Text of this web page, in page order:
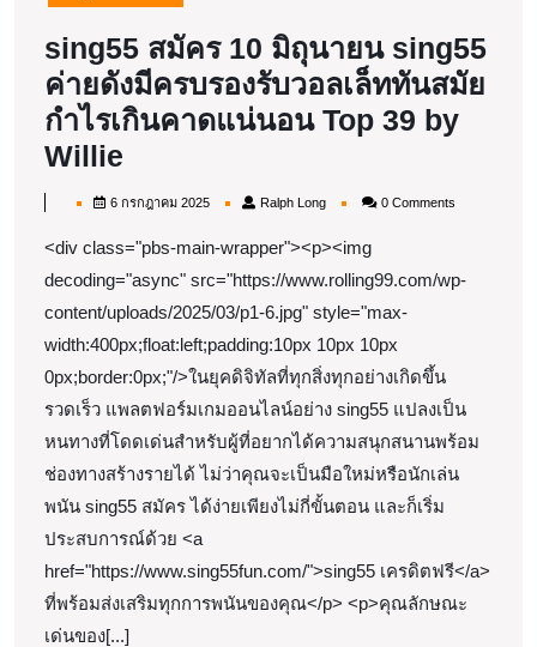
สนุก
ได้
ต่อ
เนื่อง
15
by
Selina
sing55 สมัคร 10 มิถุนายน sing55
ค่ายดังมีครบรองรับวอลเล็ททันสมัย
กำไรเกินคาดแน่นอน Top 39 by
Willie
สมัคร
มิถุนายน
sing55
ค่าย
ดัง
มี
ครบ
รอง
รับ
วอลเล็ท
ทัน
สมัย
6 กรกฎาคม 20256
Ralph LongRalph
0 Comments
<div class="pbs-main-wrapper"><p><img
decoding="async" src="https://www.rolling99.com/wp-
content/uploads/2025/03/p1-6.jpg" style="max-
width:400px;float:left;padding:10px 10px 10px
0px;border:0px;"/>ในยุคดิจิทัลที่ทุกสิ่งทุกอย่างเกิดขึ้น
รวดเร็ว แพลตฟอร์มเกมออนไลน์อย่าง sing55 แปลงเป็น
หนทางที่โดดเด่นสำหรับผู้ที่อยากได้ความสนุกสนานพร้อม
ช่องทางสร้างรายได้ ไม่ว่าคุณจะเป็นมือใหม่หรือนักเล่น
พนัน sing55 สมัคร ได้ง่ายเพียงไม่กี่ขั้นตอน และก็เริ่ม
ประสบการณ์ด้วย <a
href="https://www.sing55fun.com/">sing55 เครดิตฟรี</a>
ที่พร้อมส่งเสริมทุกการพนันของคุณ</p> <p>คุณลักษณะ
เด่นของ[...]